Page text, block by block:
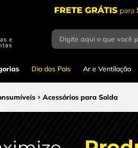
Digite aqui o que você
Dia dos Pais Ar e Ventilação
Acessórios para Solda